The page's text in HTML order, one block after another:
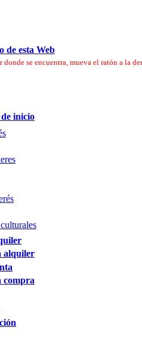
de esta Web
se encuentra, mueva el ratón a la
inicio
alquiler
compra